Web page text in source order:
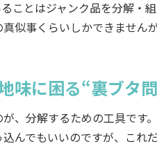
ことはジャンク品を分解・
真似事くらいしかできませ
味に困る“裏ブタ
、分解するための工具です。
んでもいいのですが、これ